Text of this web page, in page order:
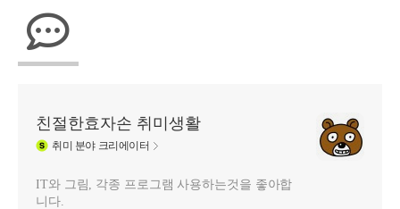
친절한효자손 취미생활
취미 분야 크리에이터
IT와 그림, 각종 프로그램 사용하는것을 좋아합
니다.